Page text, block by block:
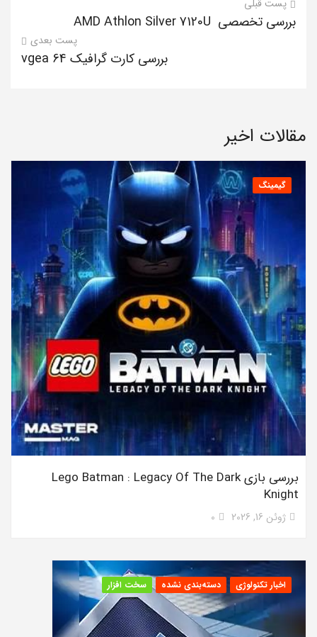
پست قبلی
بررسی تخصصی AMD Athlon Silver 7120U
پست بعدی
بررسی کارت گرافیک vgea 64
مقالات اخیر
گیمینگ
بررسی بازی Lego Batman : Legacy Of The Dark
Knight
ژوئن 16, 2026 0
اخبار تکنولوژی دسته‌بندی نشده سخت افزار